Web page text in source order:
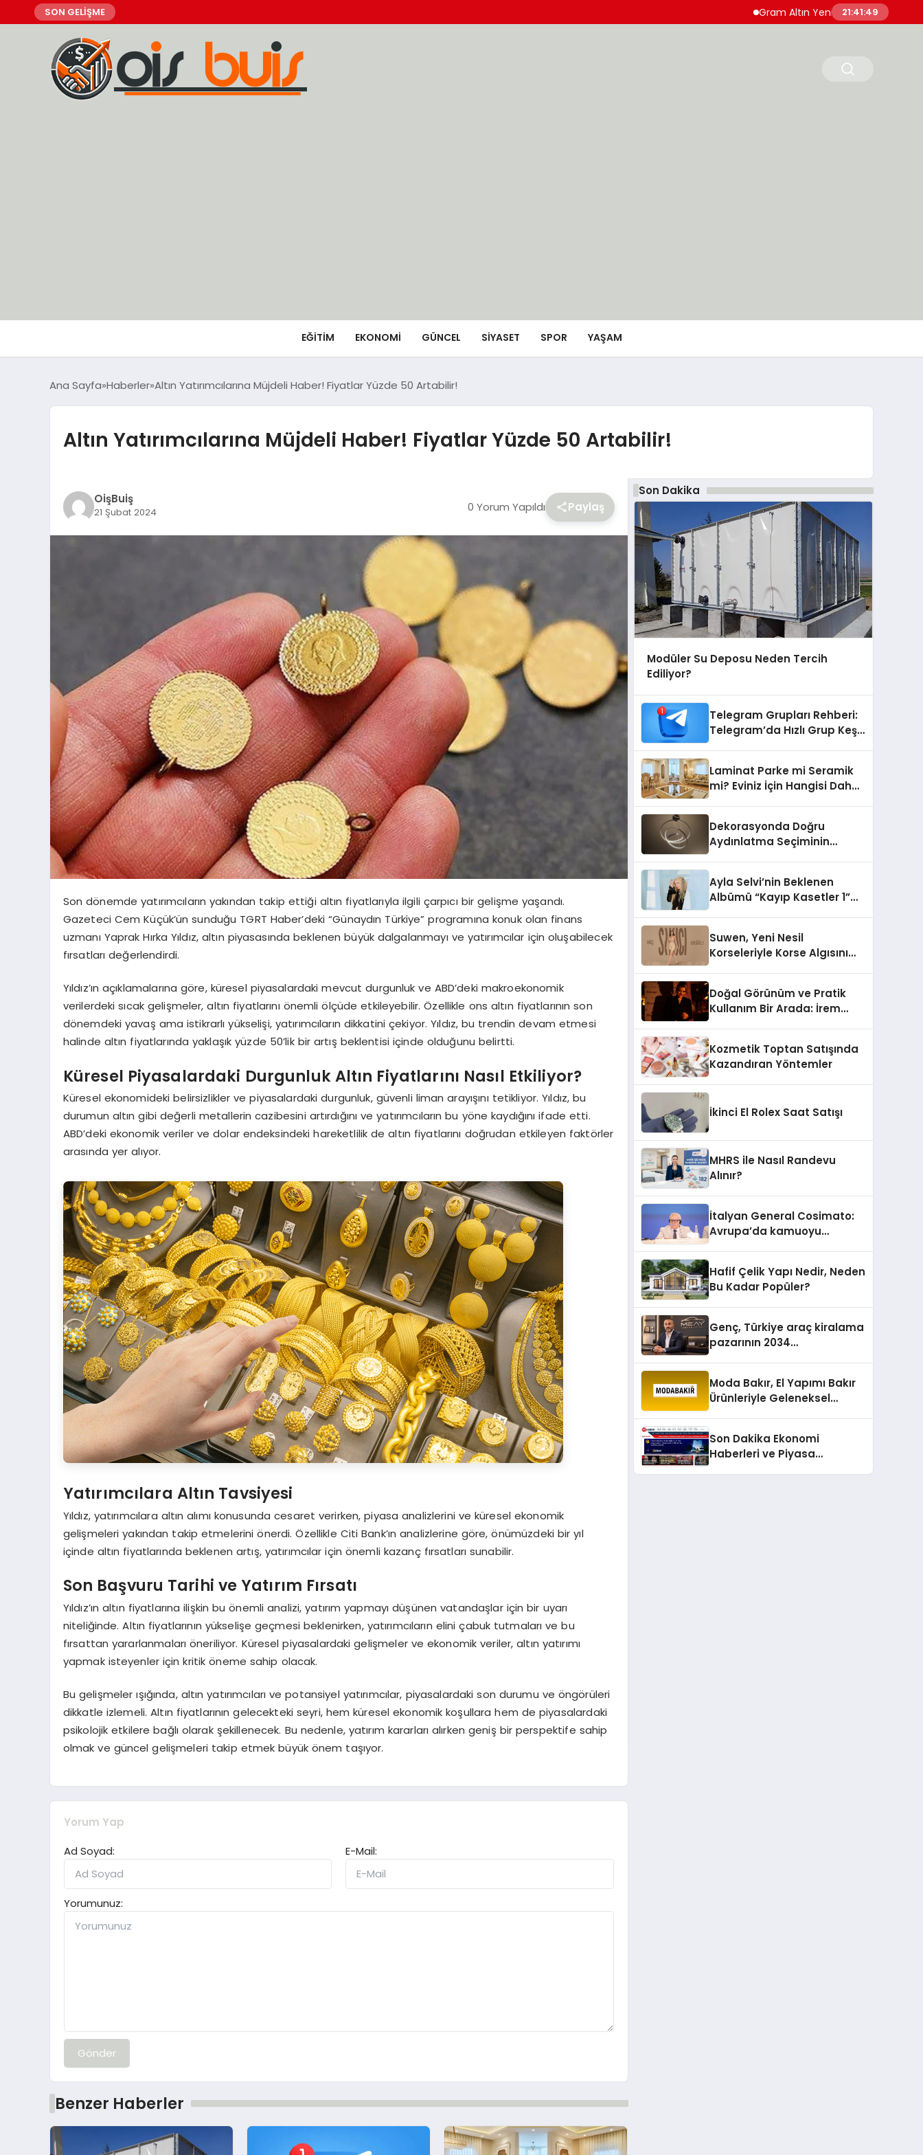
SON GELİŞME Gram Altın Yeni Güne Yükselişle Başladı
21:41:50
EĞİTİM EKONOMİ GÜNCEL SIYASET SPOR YAŞAM
Ana Sayfa Haberler Altın Yatırımcılarına Müjdeli Haber! Fiyatlar Yüzde 50 Artabilir!
Altın Yatırımcılarına Müjdeli Haber! Fiyatlar Yüzde 50 Artabilir!
OişBuiş
21 Şubat 2024 0 Yorum Yapıldı Paylaş
Son dönemde yatırımcıların yakından takip ettiği altın fiyatlarıyla ilgili çarpıcı bir gelişme yaşandı.
Gazeteci Cem Küçük’ün sunduğu TGRT Haber’deki “Günaydın Türkiye” programına konuk olan finans
uzmanı Yaprak Hırka Yıldız, altın piyasasında beklenen büyük dalgalanmayı ve yatırımcılar için oluşabilecek
fırsatları değerlendirdi.
Yıldız’ın açıklamalarına göre, küresel piyasalardaki mevcut durgunluk ve ABD’deki makroekonomik
verilerdeki sıcak gelişmeler, altın fiyatlarını önemli ölçüde etkileyebilir. Özellikle ons altın fiyatlarının son
dönemdeki yavaş ama istikrarlı yükselişi, yatırımcıların dikkatini çekiyor. Yıldız, bu trendin devam etmesi
halinde altın fiyatlarında yaklaşık yüzde 50’lik bir artış beklentisi içinde olduğunu belirtti.
Küresel Piyasalardaki Durgunluk Altın Fiyatlarını Nasıl Etkiliyor?
Küresel ekonomideki belirsizlikler ve piyasalardaki durgunluk, güvenli liman arayışını tetikliyor. Yıldız, bu
durumun altın gibi değerli metallerin cazibesini artırdığını ve yatırımcıların bu yöne kaydığını ifade etti.
ABD’deki ekonomik veriler ve dolar endeksindeki hareketlilik de altın fiyatlarını doğrudan etkileyen faktörler
arasında yer alıyor.
Yatırımcılara Altın Tavsiyesi
Yıldız, yatırımcılara altın alımı konusunda cesaret verirken, piyasa analizlerini ve küresel ekonomik
gelişmeleri yakından takip etmelerini önerdi. Özellikle Citi Bank’ın analizlerine göre, önümüzdeki bir yıl
içinde altın fiyatlarında beklenen artış, yatırımcılar için önemli kazanç fırsatları sunabilir.
Son Başvuru Tarihi ve Yatırım Fırsatı
Yıldız’ın altın fiyatlarına ilişkin bu önemli analizi, yatırım yapmayı düşünen vatandaşlar için bir uyarı
niteliğinde. Altın fiyatlarının yükselişe geçmesi beklenirken, yatırımcıların elini çabuk tutmaları ve bu
fırsattan yararlanmaları öneriliyor. Küresel piyasalardaki gelişmeler ve ekonomik veriler, altın yatırımı
yapmak isteyenler için kritik öneme sahip olacak.
Bu gelişmeler ışığında, altın yatırımcıları ve potansiyel yatırımcılar, piyasalardaki son durumu ve öngörüleri
dikkatle izlemeli. Altın fiyatlarının gelecekteki seyri, hem küresel ekonomik koşullara hem de piyasalardaki
psikolojik etkilere bağlı olarak şekillenecek. Bu nedenle, yatırım kararları alırken geniş bir perspektife sahip
olmak ve güncel gelişmeleri takip etmek büyük önem taşıyor.
Yorum Yap
Ad Soyad:
E-Mail:
Yorumunuz:
Gönder
Benzer Haberler
Son Dakika
Modüler Su Deposu Neden Tercih
Ediliyor?
Telegram Grupları Rehberi:
Telegram’da Hızlı Grup Keşfi
Laminat Parke mi Seramik
mi? Eviniz İçin Hangisi Daha
Dekorasyonda Doğru
Aydınlatma Seçiminin
Ayla Selvi’nin Beklenen
Albümü “Kayıp Kasetler 1”
Suwen, Yeni Nesil
Korseleriyle Korse Algısını
Doğal Görünüm ve Pratik
Kullanım Bir Arada: İrem
Kozmetik Toptan Satışında
Kazandıran Yöntemler
İkinci El Rolex Saat Satışı
MHRS ile Nasıl Randevu
Alınır?
İtalyan General Cosimato:
Avrupa’da kamuoyu
Hafif Çelik Yapı Nedir, Neden
Bu Kadar Popüler?
Genç, Türkiye araç kiralama
pazarının 2034
Moda Bakır, El Yapımı Bakır
Ürünleriyle Geleneksel
Son Dakika Ekonomi
Haberleri ve Piyasa